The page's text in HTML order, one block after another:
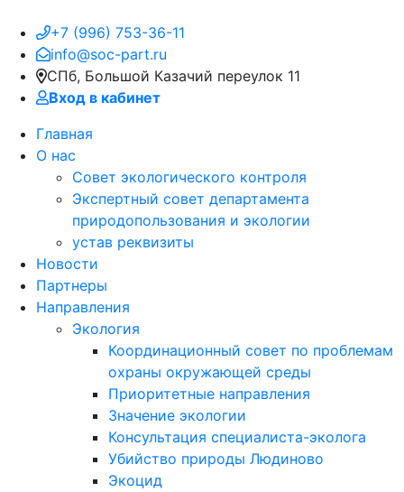
+7 (996) 753-36-11
info@soc-part.ru
СПб, Большой Казачий переулок 11
Вход в кабинет
Главная
О нас
Совет экологического контроля
Экспертный совет департамента
природопользования и экологии
устав реквизиты
Новости
Партнеры
Направления
Экология
Координационный совет по проблемам
охраны окружающей среды
Приоритетные направления
Значение экологии
Консультация специалиста-эколога
Убийство природы Людиново
Экоцид